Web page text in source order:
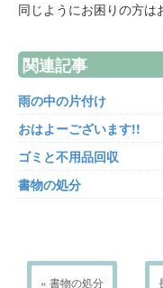
同じようにお困りの方は
関連記事
雨の中の片付け
おはよーございます!!
ゴミと不用品回収
書物の処分
« 書物の処分